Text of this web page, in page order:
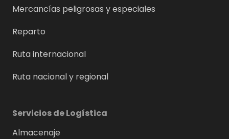
Mercancías peligrosas y especiales
Reparto
Ruta internacional
Ruta nacional y regional
Servicios de Logística
Almacenaje